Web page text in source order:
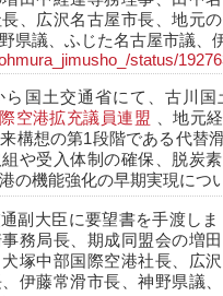
、広沢名古屋市長、地元
県議、ふじた名古屋市議、
status/
国土交通省にて、古川国
空港拡充議員連盟 、地元
構想の第1段階である代替
や受入体制の確保、脱炭
の機能強化の早期実現につ
副大臣に要望書を手渡し
務局長、期成同盟会の増
塚中部国際空港社長、広
伊藤常滑市長、神野県議